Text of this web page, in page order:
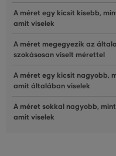
A méret egy kicsit kisebb,
amit viselek
A méret megegyezik az
szokásosan viselt mérettel
A méret egy kicsit nagyobb,
amit általában viselek
A méret sokkal nagyobb, mint
amit viselek